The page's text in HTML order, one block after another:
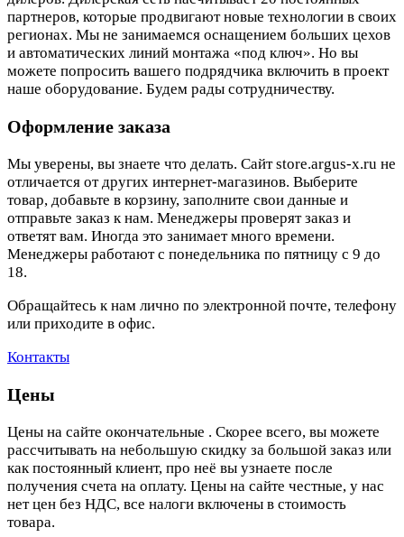
партнеров, которые продвигают новые технологии в своих
регионах. Мы не занимаемся оснащением больших цехов
и автоматических линий монтажа «под ключ». Но вы
можете попросить вашего подрядчика включить в проект
наше оборудование. Будем рады сотрудничеству.
Оформление заказа
Мы уверены, вы знаете что делать. Сайт store.argus-x.ru не
отличается от других интернет-магазинов. Выберите
товар, добавьте в корзину, заполните свои данные и
отправьте заказ к нам. Менеджеры проверят заказ и
ответят вам. Иногда это занимает много времени.
Менеджеры работают с понедельника по пятницу с 9 до
18.
Обращайтесь к нам лично по электронной почте, телефону
или приходите в офис.
Контакты
Цены
Цены на сайте окончательные . Скорее всего, вы можете
рассчитывать на небольшую скидку за большой заказ или
как постоянный клиент, про неё вы узнаете после
получения счета на оплату. Цены на сайте честные, у нас
нет цен без НДС, все налоги включены в стоимость
товара.